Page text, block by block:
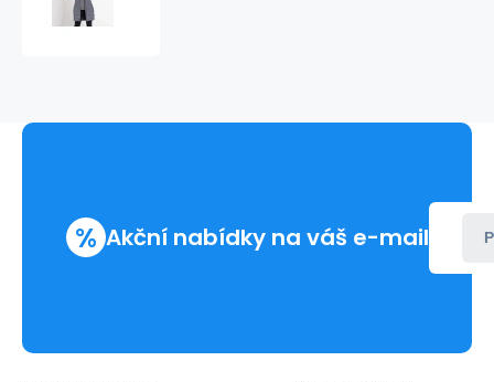
DARE2B
% Akční nabídky na váš e-mail